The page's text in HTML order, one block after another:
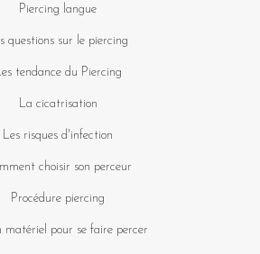
Piercing langue
questions sur le piercing
tendance du Piercing
La cicatrisation
Les risques d'infection
choisir son perceur
Procédure piercing
matériel pour se faire percer